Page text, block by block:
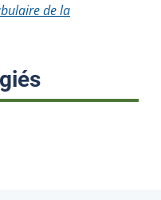
de la
s'ouvrira dans une
: